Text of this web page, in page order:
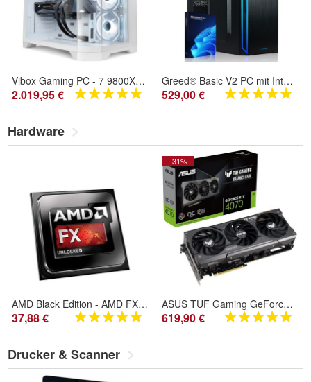
Vibox Gaming PC - 7 9800X3D - RTX 5070 - 32GB RAM - 1TB SSD
2.019,95 €
Greed® Basic V2 PC mit Intel Core i5 10400 - Schneller Rechner + Computer für Büro
529,00 €
Hardware
AMD Black Edition - AMD FX 8300 - 3.3 GHz - 8 Kerne - 8 Threads - Socket AM3+ - OEM
37,88 €
- 31%
ASUS TUF Gaming GeForce RTX 4070 Ti 12GB GDDR6X OC Edition Grafikkarte
619,90 €
Drucker & Scanner